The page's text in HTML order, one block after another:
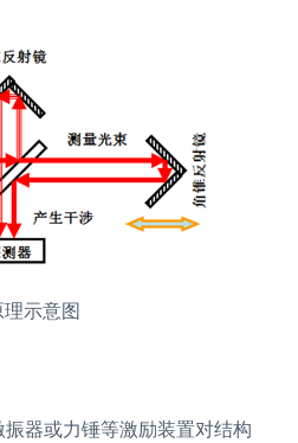
理示意图
器或力锤等激励装置对结构